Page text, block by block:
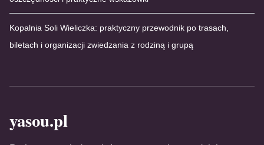
Kopalnia Soli Wieliczka: praktyczny przewodnik po trasach,
biletach i organizacji zwiedzania z rodziną i grupą
yasou.pl